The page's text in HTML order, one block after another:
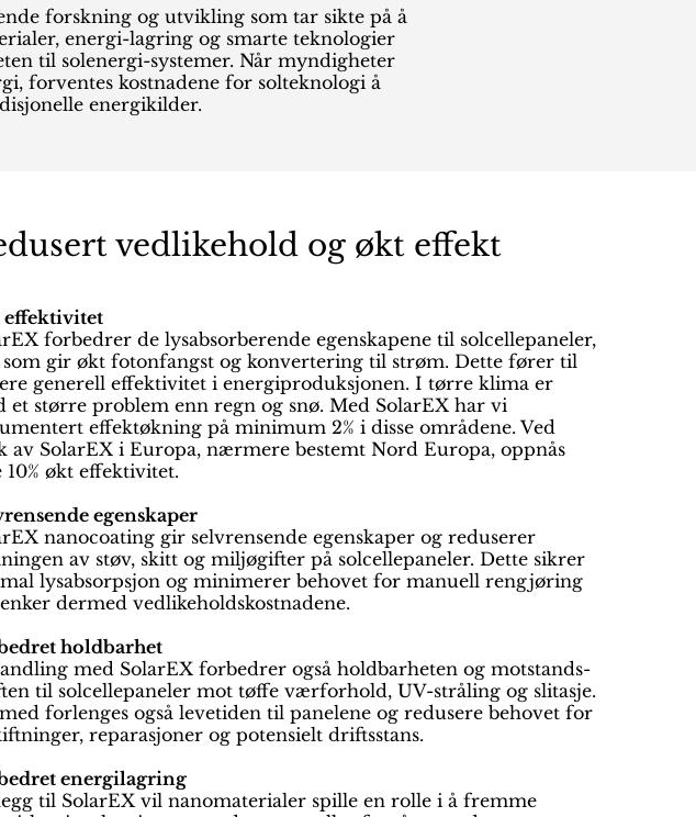
forskning og utvikling som tar sikte på å
energi-lagring og smarte teknologier
til solenergi-systemer. Når myndigheter
forventes kostnadene for solteknologi å
energikilder.
vedlikehold og økt effekt
forbedrer de lysabsorberende egenskapene til solcellepaneler,
som gir økt fotonfangst og konvertering til strøm. Dette fører til
generell effektivitet i energiproduksjonen. I tørre klima er
et større problem enn regn og snø. Med SolarEX har vi
effektøkning på minimum 2% i disse områdene. Ved
av SolarEX i Europa, nærmere bestemt Nord Europa, oppnås
10% økt effektivitet.
egenskaper
nanocoating gir selvrensende egenskaper og reduserer
av støv, skitt og miljøgifter på solcellepaneler. Dette sikrer
lysabsorpsjon og minimerer behovet for manuell rengjøring
dermed vedlikeholdskostnadene.
holdbarhet
med SolarEX forbedrer også holdbarheten og motstands-
til solcellepaneler mot tøffe værforhold, UV-stråling og slitasje.
forlenges også levetiden til panelene og redusere behovet for
reparasjoner og potensielt driftsstans.
energilagring
til SolarEX vil nanomaterialer spille en rolle i å fremme